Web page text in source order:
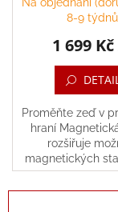
Na objednání
8-9
1 699 Kč
Proměňte zeď v
hraní
rozšiřuje
magnetických
vertikální stavění.
jednoduchá,
na zeď, čímž